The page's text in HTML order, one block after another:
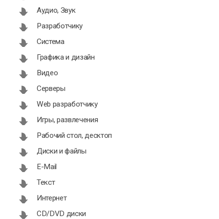
Аудио, Звук
Разработчику
Система
Графика и дизайн
Видео
Серверы
Web разработчику
Игры, развлечения
Рабочий стол, десктоп
Диски и файлы
E-Mail
Текст
Интернет
CD/DVD диски